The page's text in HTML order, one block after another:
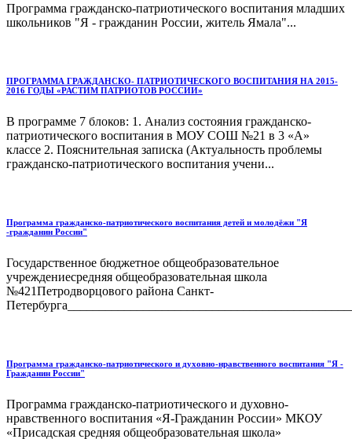
Программа гражданско-патриотического воспитания младших
школьников "Я - гражданин России, житель Ямала"...
ПРОГРАММА ГРАЖДАНСКО- ПАТРИОТИЧЕСКОГО ВОСПИТАНИЯ НА 2015-
2016 ГОДЫ «РАСТИМ ПАТРИОТОВ РОССИИ»
В программе 7 блоков: 1. Анализ состояния гражданско-
патриотического воспитания в МОУ СОШ №21 в 3 «А»
классе 2. Пояснительная записка (Актуальность проблемы
гражданско-патриотического воспитания учени...
Программа гражданско-патриотического воспитания детей и молодёжи "Я
-гражданин России"
Государственное бюджетное общеобразовательное
учреждениесредняя общеобразовательная школа
№421Петродворцового района Санкт-
Программа гражданско-патриотического и духовно-нравственного воспитания "Я -
Гражданин России"
Программа гражданско-патриотического и духовно-
нравственного воспитания «Я-Гражданин России» МКОУ
«Присадская средняя общеобразовательная школа»